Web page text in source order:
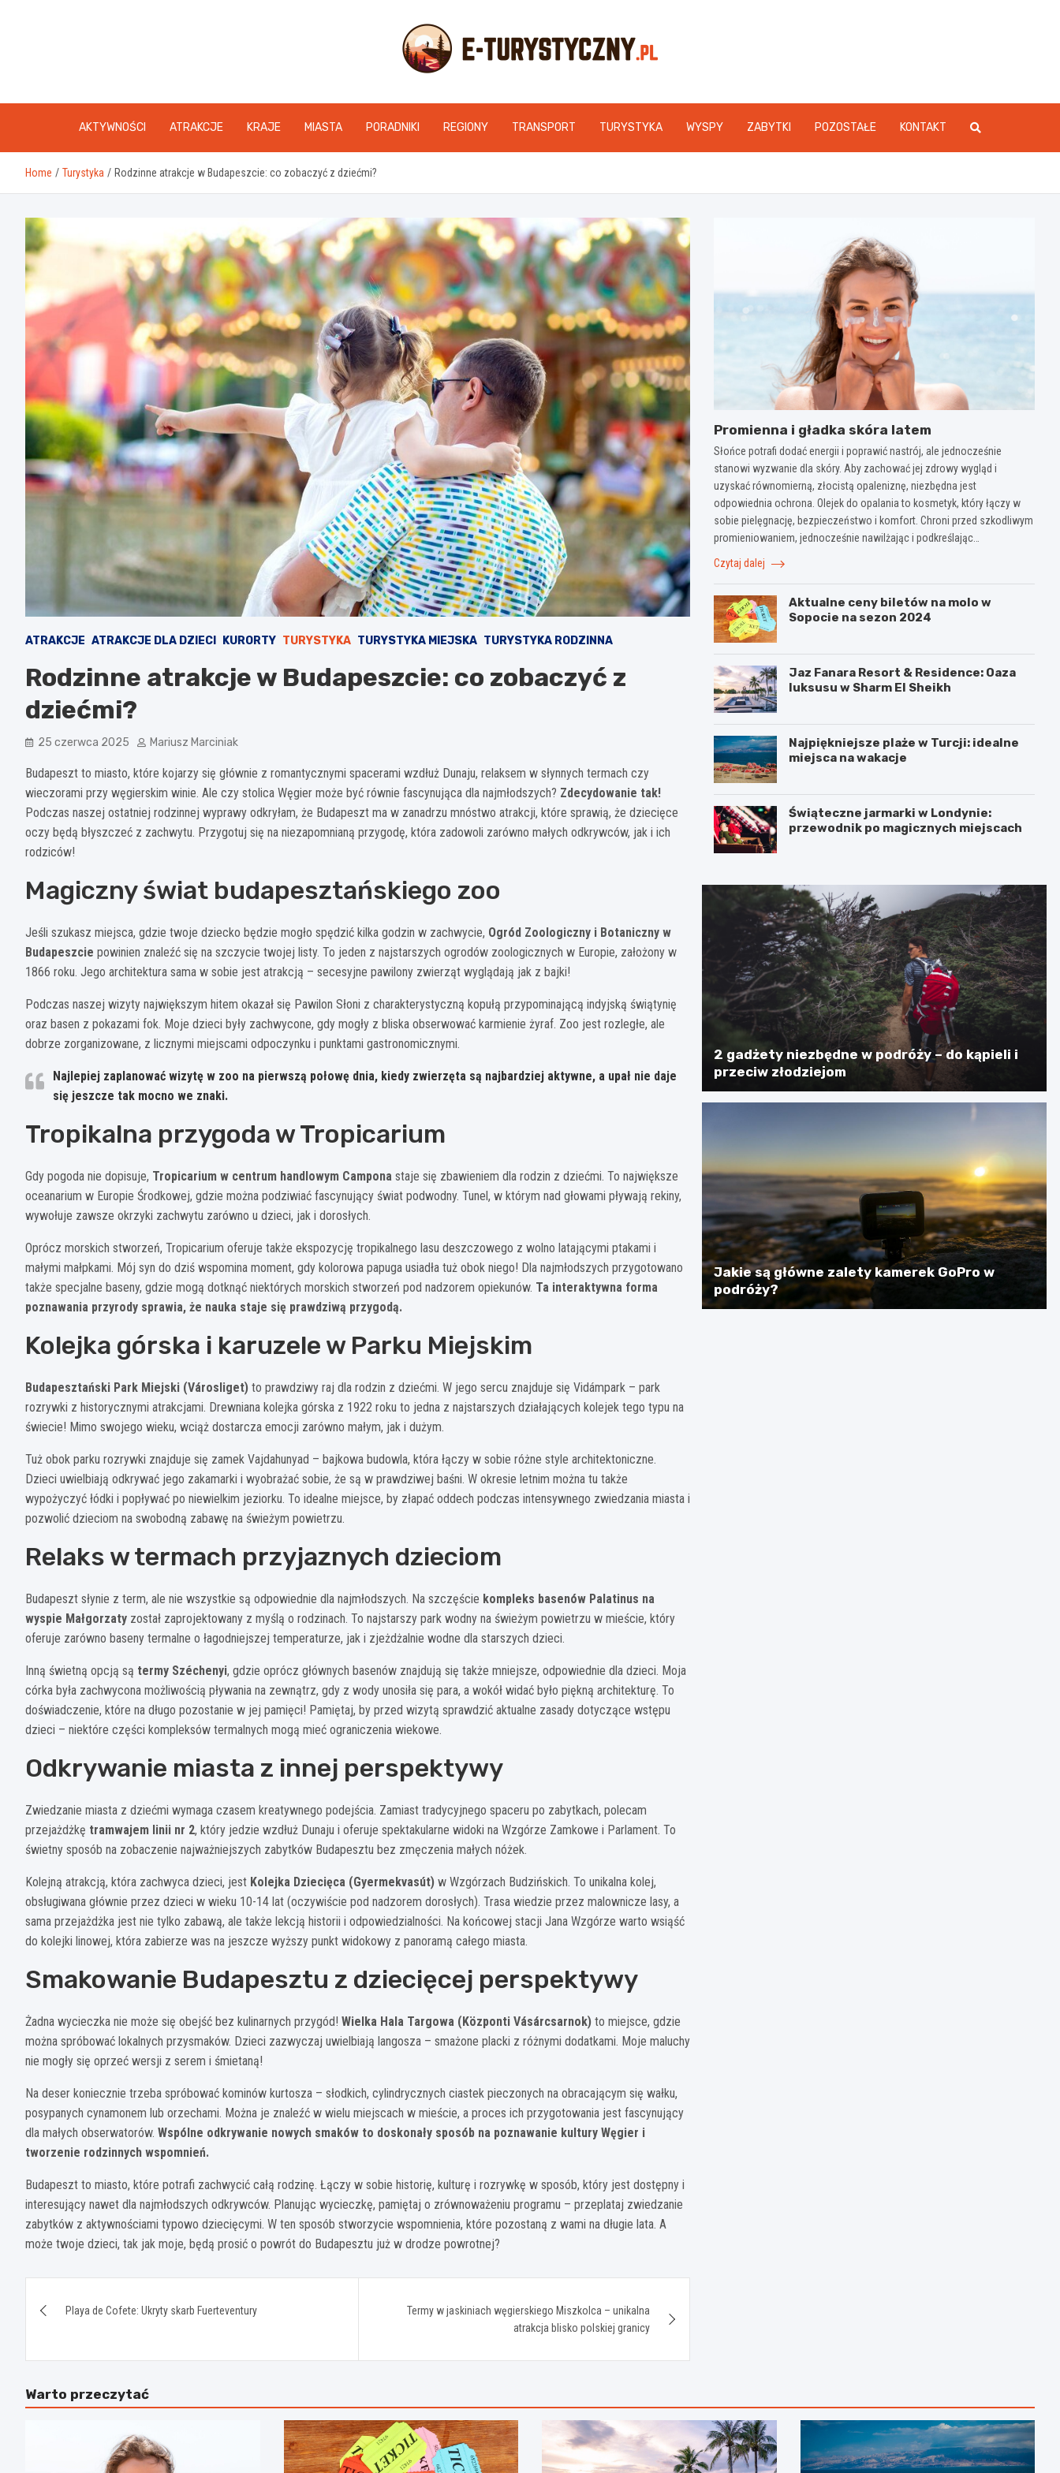
e-turystyczny.pl
AKTYWNOŚCI ATRAKCJE KRAJE MIASTA PORADNIKI REGIONY TRANSPORT TURYSTYKA WYSPY ZABYTKI POZOSTAŁE KONTAKT
Home Turystyka Rodzinne atrakcje w Budapeszcie: co zobaczyć z dziećmi?
ATRAKCJE ATRAKCJE DLA DZIECI KURORTY TURYSTYKA TURYSTYKA MIEJSKA TURYSTYKA RODZINNA
Rodzinne atrakcje w Budapeszcie: co zobaczyć z
dziećmi?
25 czerwca 2025 Mariusz Marciniak
Budapeszt to miasto, które kojarzy się głównie z romantycznymi spacerami wzdłuż Dunaju, relaksem w słynnych termach czy
wieczorami przy węgierskim winie. Ale czy stolica Węgier może być równie fascynująca dla najmłodszych? Zdecydowanie tak!
Podczas naszej ostatniej rodzinnej wyprawy odkryłam, że Budapeszt ma w zanadrzu mnóstwo atrakcji, które sprawią, że dziecięce
oczy będą błyszczeć z zachwytu. Przygotuj się na niezapomnianą przygodę, która zadowoli zarówno małych odkrywców, jak i ich
rodziców!
Magiczny świat budapesztańskiego zoo
Jeśli szukasz miejsca, gdzie twoje dziecko będzie mogło spędzić kilka godzin w zachwycie, Ogród Zoologiczny i Botaniczny w
Budapeszcie powinien znaleźć się na szczycie twojej listy. To jeden z najstarszych ogrodów zoologicznych w Europie, założony w
1866 roku. Jego architektura sama w sobie jest atrakcją – secesyjne pawilony zwierząt wyglądają jak z bajki!
Podczas naszej wizyty największym hitem okazał się Pawilon Słoni z charakterystyczną kopułą przypominającą indyjską świątynię
oraz basen z pokazami fok. Moje dzieci były zachwycone, gdy mogły z bliska obserwować karmienie żyraf. Zoo jest rozległe, ale
dobrze zorganizowane, z licznymi miejscami odpoczynku i punktami gastronomicznymi.
Najlepiej zaplanować wizytę w zoo na pierwszą połowę dnia, kiedy zwierzęta są najbardziej aktywne, a upał nie daje
się jeszcze tak mocno we znaki.
Tropikalna przygoda w Tropicarium
Gdy pogoda nie dopisuje, Tropicarium w centrum handlowym Campona staje się zbawieniem dla rodzin z dziećmi. To największe
oceanarium w Europie Środkowej, gdzie można podziwiać fascynujący świat podwodny. Tunel, w którym nad głowami pływają rekiny,
wywołuje zawsze okrzyki zachwytu zarówno u dzieci, jak i dorosłych.
Oprócz morskich stworzeń, Tropicarium oferuje także ekspozycję tropikalnego lasu deszczowego z wolno latającymi ptakami i
małymi małpkami. Mój syn do dziś wspomina moment, gdy kolorowa papuga usiadła tuż obok niego! Dla najmłodszych przygotowano
także specjalne baseny, gdzie mogą dotknąć niektórych morskich stworzeń pod nadzorem opiekunów. Ta interaktywna forma
poznawania przyrody sprawia, że nauka staje się prawdziwą przygodą.
Kolejka górska i karuzele w Parku Miejskim
Budapesztański Park Miejski (Városliget) to prawdziwy raj dla rodzin z dziećmi. W jego sercu znajduje się Vidámpark – park
rozrywki z historycznymi atrakcjami. Drewniana kolejka górska z 1922 roku to jedna z najstarszych działających kolejek tego typu na
świecie! Mimo swojego wieku, wciąż dostarcza emocji zarówno małym, jak i dużym.
Tuż obok parku rozrywki znajduje się zamek Vajdahunyad – bajkowa budowla, która łączy w sobie różne style architektoniczne.
Dzieci uwielbiają odkrywać jego zakamarki i wyobrażać sobie, że są w prawdziwej baśni. W okresie letnim można tu także
wypożyczyć łódki i popływać po niewielkim jeziorku. To idealne miejsce, by złapać oddech podczas intensywnego zwiedzania miasta i
pozwolić dzieciom na swobodną zabawę na świeżym powietrzu.
Relaks w termach przyjaznych dzieciom
Budapeszt słynie z term, ale nie wszystkie są odpowiednie dla najmłodszych. Na szczęście kompleks basenów Palatinus na
wyspie Małgorzaty został zaprojektowany z myślą o rodzinach. To najstarszy park wodny na świeżym powietrzu w mieście, który
oferuje zarówno baseny termalne o łagodniejszej temperaturze, jak i zjeżdżalnie wodne dla starszych dzieci.
Inną świetną opcją są termy Széchenyi, gdzie oprócz głównych basenów znajdują się także mniejsze, odpowiednie dla dzieci. Moja
córka była zachwycona możliwością pływania na zewnątrz, gdy z wody unosiła się para, a wokół widać było piękną architekturę. To
doświadczenie, które na długo pozostanie w jej pamięci! Pamiętaj, by przed wizytą sprawdzić aktualne zasady dotyczące wstępu
dzieci – niektóre części kompleksów termalnych mogą mieć ograniczenia wiekowe.
Odkrywanie miasta z innej perspektywy
Zwiedzanie miasta z dziećmi wymaga czasem kreatywnego podejścia. Zamiast tradycyjnego spaceru po zabytkach, polecam
przejażdżkę tramwajem linii nr 2, który jedzie wzdłuż Dunaju i oferuje spektakularne widoki na Wzgórze Zamkowe i Parlament. To
świetny sposób na zobaczenie najważniejszych zabytków Budapesztu bez zmęczenia małych nóżek.
Kolejną atrakcją, która zachwyca dzieci, jest Kolejka Dziecięca (Gyermekvasút) w Wzgórzach Budzińskich. To unikalna kolej,
obsługiwana głównie przez dzieci w wieku 10-14 lat (oczywiście pod nadzorem dorosłych). Trasa wiedzie przez malownicze lasy, a
sama przejażdżka jest nie tylko zabawą, ale także lekcją historii i odpowiedzialności. Na końcowej stacji Jana Wzgórze warto wsiąść
do kolejki linowej, która zabierze was na jeszcze wyższy punkt widokowy z panoramą całego miasta.
Smakowanie Budapesztu z dziecięcej perspektywy
Żadna wycieczka nie może się obejść bez kulinarnych przygód! Wielka Hala Targowa (Központi Vásárcsarnok) to miejsce, gdzie
można spróbować lokalnych przysmaków. Dzieci zazwyczaj uwielbiają langosza – smażone placki z różnymi dodatkami. Moje maluchy
nie mogły się oprzeć wersji z serem i śmietaną!
Na deser koniecznie trzeba spróbować kominów kurtosza – słodkich, cylindrycznych ciastek pieczonych na obracającym się wałku,
posypanych cynamonem lub orzechami. Można je znaleźć w wielu miejscach w mieście, a proces ich przygotowania jest fascynujący
dla małych obserwatorów. Wspólne odkrywanie nowych smaków to doskonały sposób na poznawanie kultury Węgier i
tworzenie rodzinnych wspomnień.
Budapeszt to miasto, które potrafi zachwycić całą rodzinę. Łączy w sobie historię, kulturę i rozrywkę w sposób, który jest dostępny i
interesujący nawet dla najmłodszych odkrywców. Planując wycieczkę, pamiętaj o zrównoważeniu programu – przeplataj zwiedzanie
zabytków z aktywnościami typowo dziecięcymi. W ten sposób stworzycie wspomnienia, które pozostaną z wami na długie lata. A
może twoje dzieci, tak jak moje, będą prosić o powrót do Budapesztu już w drodze powrotnej?
wpisuPlaya de Cofete: Ukryty skarb Fuerteventury
Termy w jaskiniach węgierskiego Miszkolca – unikalna
atrakcja blisko polskiej granicy
Promienna i gładka skóra latem
Słońce potrafi dodać energii i poprawić nastrój, ale jednocześnie
stanowi wyzwanie dla skóry. Aby zachować jej zdrowy wygląd i
uzyskać równomierną, złocistą opaleniznę, niezbędna jest
odpowiednia ochrona. Olejek do opalania to kosmetyk, który łączy w
sobie pielęgnację, bezpieczeństwo i komfort. Chroni przed szkodliwym
promieniowaniem, jednocześnie nawilżając i podkreślając…
Czytaj dalej
Aktualne ceny biletów na molo w
Sopocie na sezon 2024
Jaz Fanara Resort & Residence: Oaza
luksusu w Sharm El Sheikh
Najpiękniejsze plaże w Turcji: idealne
miejsca na wakacje
Świąteczne jarmarki w Londynie:
przewodnik po magicznych miejscach
2 gadżety niezbędne w podróży – do kąpieli i
przeciw złodziejom
Jakie są główne zalety kamerek GoPro w
podróży?
Warto przeczytać